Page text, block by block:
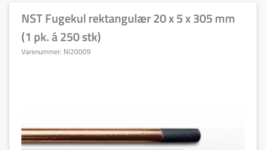
NST Fugekul rektangulær 20 x 5 x 305 mm
(1 pk. á 250 stk)
Varenummer: NI20009